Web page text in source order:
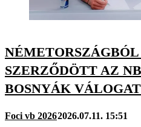
SZERZŐDÖTT AZ
BOSNYÁK
Foci vb 20262026.07.11. 15:51